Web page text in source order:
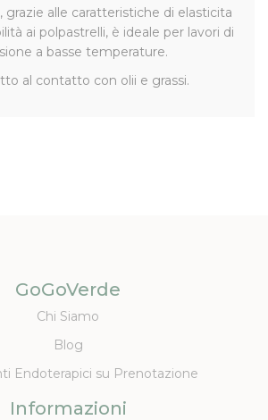
alle caratteristiche di elasticita
ai polpastrelli, è ideale per lavori di
a basse temperature.
al contatto con olii e grassi.
GoGoVerde
Chi Siamo
Blog
Endoterapici su Prenotazione
Informazioni